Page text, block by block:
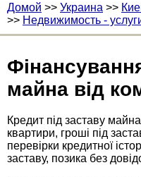
Домой >> Украина >>
>> Недвижимость -
майна від
Кредит під заставу
квартири, гроші під
перевірки кредитної
заставу, позика без